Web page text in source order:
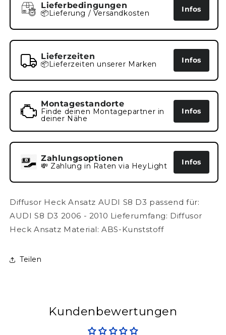
Lieferbedingungen
📦Lieferung / Versandkosten Infos
Lieferzeiten
📦Lieferzeiten unserer Marken Infos
Montagestandorte
Finde deinen Montagepartner in
deiner Nähe
Infos
Zahlungsoptionen
💸 Zahlung in Raten via HeyLight Infos
Diffusor Heck Ansatz AUDI S8 D3 passend für:
AUDI S8 D3 2006 - 2010 Lieferumfang: Diffusor
Heck Ansatz Material: ABS-Kunststoff
Teilen
Kundenbewertungen